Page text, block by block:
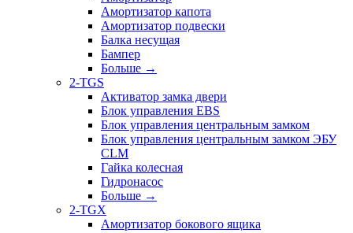
Амортизатор капота
Амортизатор подвески
Балка несущая
Бампер
Больше →
2-TGS
Активатор замка двери
Блок управления EBS
Блок управления центральным замком
Блок управления центральным замком ЭБУ
CLM
Гайка колесная
Гидронасос
Больше →
2-TGX
Амортизатор бокового ящика